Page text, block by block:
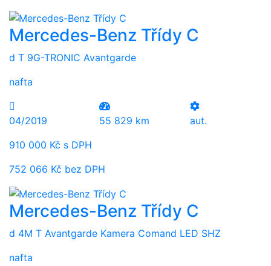
Mercedes-Benz Třídy C
d T 9G-TRONIC Avantgarde
nafta
04/2019 55 829 km
aut.
910 000 Kč s DPH
752 066 Kč bez DPH
Mercedes-Benz Třídy C
d 4M T Avantgarde Kamera Comand LED SHZ
nafta